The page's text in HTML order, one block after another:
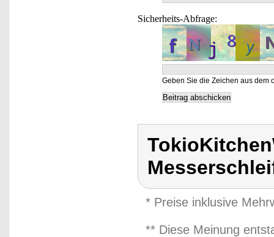
Sicherheits-Abfrage:
Geben Sie die Zeichen aus dem
* Preise inklusive
** Diese Meinung